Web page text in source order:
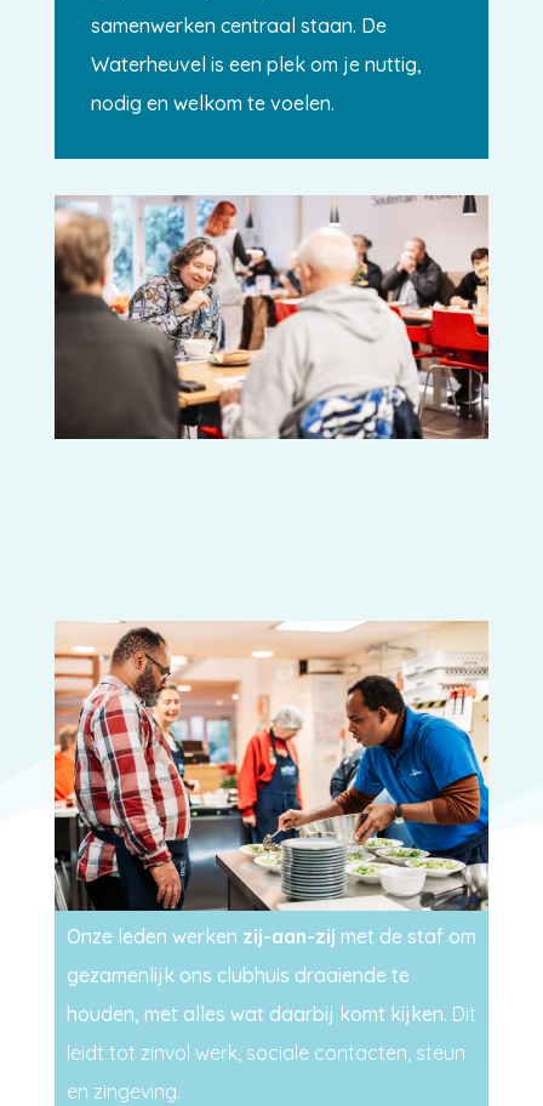
samenwerken centraal staan. De
Waterheuvel is een plek om je nuttig,
nodig en welkom te voelen.
Onze leden werken zij-aan-zij met de staf om
gezamenlijk ons clubhuis draaiende te
houden, met alles wat daarbij komt kijken. Dit
leidt tot zinvol werk, sociale contacten, steun
en zingeving.